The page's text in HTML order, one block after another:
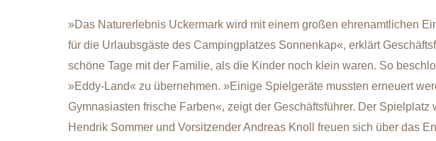
»Das Naturerlebnis Uckermark wird mit einem großen ehrenamtlichen
für die Urlaubsgäste des Campingplatzes Sonnenkap«, erklärt
schöne Tage mit der Familie, als die Kinder noch klein waren. So
»Eddy-Land« zu übernehmen. »Einige Spielgeräte mussten erneuert
Gymnasiasten frische Farben«, zeigt der Geschäftsführer. Der
Hendrik Sommer und Vorsitzender Andreas Knoll freuen sich über das